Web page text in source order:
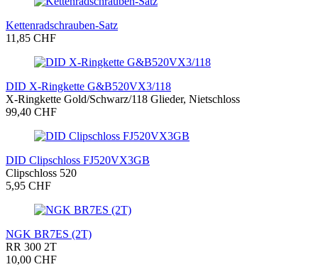
Kettenradschrauben-Satz
11,85 CHF
DID X-Ringkette G&B520VX3/118
X-Ringkette Gold/Schwarz/118 Glieder, Nietschloss
99,40 CHF
DID Clipschloss FJ520VX3GB
Clipschloss 520
5,95 CHF
NGK BR7ES (2T)
RR 300 2T
10,00 CHF